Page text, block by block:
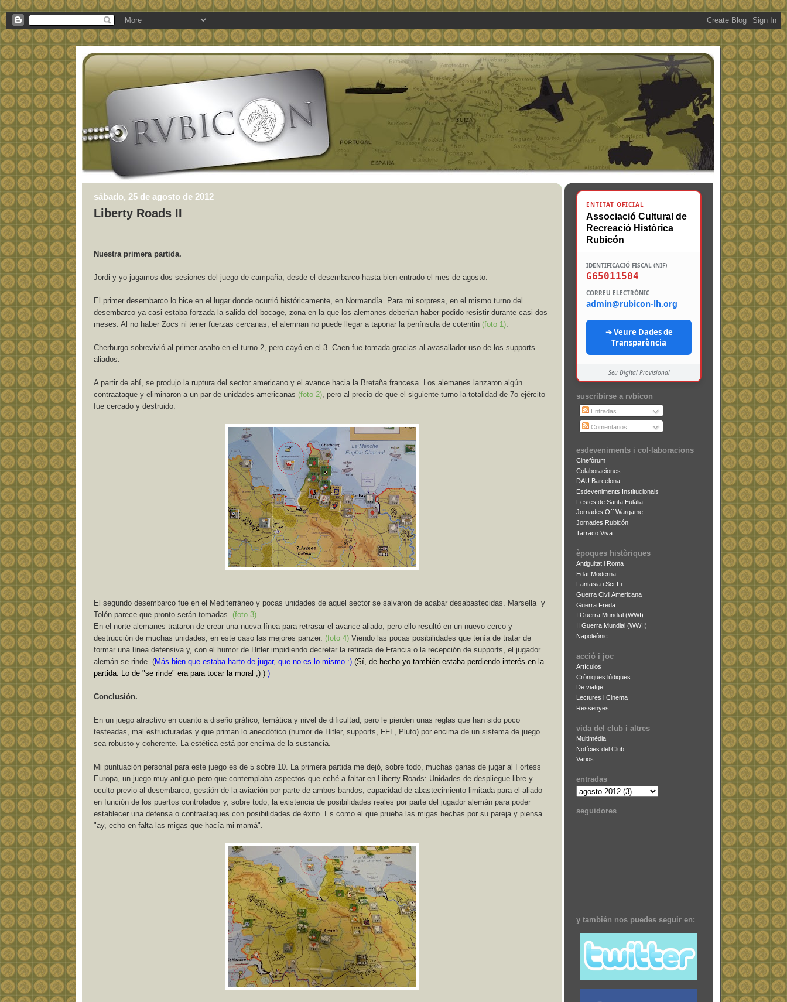
sábado, 25 de agosto de 2012
Liberty Roads II
Nuestra primera partida.
Jordi y yo jugamos dos sesiones del juego de campaña, desde el desembarco hasta bien entrado el mes de agosto.
El primer desembarco lo hice en el lugar donde ocurrió históricamente, en Normandía. Para mi sorpresa, en el mismo turno del
desembarco ya casi estaba forzada la salida del bocage, zona en la que los alemanes deberían haber podido resistir durante casi dos
meses. Al no haber Zocs ni tener fuerzas cercanas, el alemnan no puede llegar a taponar la península de cotentin (foto 1).
Cherburgo sobrevivió al primer asalto en el turno 2, pero cayó en el 3. Caen fue tomada gracias al avasallador uso de los supports
aliados.
A partir de ahí, se produjo la ruptura del sector americano y el avance hacia la Bretaña francesa. Los alemanes lanzaron algún
contraataque y eliminaron a un par de unidades americanas (foto 2), pero al precio de que el siguiente turno la totalidad de 7o ejército
fue cercado y destruido.
El segundo desembarco fue en el Mediterráneo y pocas unidades de aquel sector se salvaron de acabar desabastecidas. Marsella y
Tolón parece que pronto serán tomadas. (foto 3)
En el norte alemanes trataron de crear una nueva línea para retrasar el avance aliado, pero ello resultó en un nuevo cerco y
destrucción de muchas unidades, en este caso las mejores panzer. (foto 4) Viendo las pocas posibilidades que tenía de tratar de
formar una línea defensiva y, con el humor de Hitler impidiendo decretar la retirada de Francia o la recepción de supports, el jugador
alemán se rinde. (Más bien que estaba harto de jugar, que no es lo mismo :) (Sí, de hecho yo también estaba perdiendo interés en la
partida. Lo de "se rinde" era para tocar la moral ;) ) )
Conclusión.
En un juego atractivo en cuanto a diseño gráfico, temática y nivel de dificultad, pero le pierden unas reglas que han sido poco
testeadas, mal estructuradas y que priman lo anecdótico (humor de Hitler, supports, FFL, Pluto) por encima de un sistema de juego
sea robusto y coherente. La estética está por encima de la sustancia.
Mi puntuación personal para este juego es de 5 sobre 10. La primera partida me dejó, sobre todo, muchas ganas de jugar al Fortess
Europa, un juego muy antiguo pero que contemplaba aspectos que eché a faltar en Liberty Roads: Unidades de despliegue libre y
oculto previo al desembarco, gestión de la aviación por parte de ambos bandos, capacidad de abastecimiento limitada para el aliado
en función de los puertos controlados y, sobre todo, la existencia de posibilidades reales por parte del jugador alemán para poder
establecer una defensa o contraataques con posibilidades de éxito. Es como el que prueba las migas hechas por su pareja y piensa
"ay, echo en falta las migas que hacía mi mamá".
ENTITAT OFICIAL
Associació Cultural de
Recreació Històrica
Rubicón
IDENTIFICACIÓ FISCAL (NIF)
G65011504
CORREU ELECTRÒNIC
admin@rubicon-lh.org
➔ Veure Dades de
Transparència
Seu Digital Provisional
suscribirse a rvbicon
Entradas
Comentarios
esdeveniments i col·laboracions
Cinefòrum
Colaboraciones
DAU Barcelona
Esdeveniments Institucionals
Festes de Santa Eulàlia
Jornades Off Wargame
Jornades Rubicón
Tarraco Viva
èpoques històriques
Antiguitat i Roma
Edat Moderna
Fantasia i Sci-Fi
Guerra Civil Americana
Guerra Freda
I Guerra Mundial (WWI)
II Guerra Mundial (WWII)
Napoleònic
acció i joc
Artículos
Cròniques lúdiques
De viatge
Lectures i Cinema
Ressenyes
vida del club i altres
Multimèdia
Notícies del Club
Varios
entradas
seguidores
y también nos puedes seguir en: